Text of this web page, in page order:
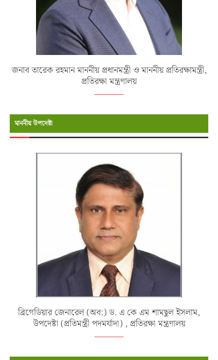
জনাব তারেক রহমান মাননীয় প্রধানমন্ত্রী ও মাননীয় প্রতিরক্ষামন্ত্রী,
প্রতিরক্ষা মন্ত্রণালয়
মাননীয় উপদেষ্টা
ব্রিগেডিয়ার জেনারেল (অব:) ড. এ কে এম শামছুল ইসলাম,
উপদেষ্টা (প্রতিমন্ত্রী পদমর্যাদা) , প্রতিরক্ষা মন্ত্রণালয়